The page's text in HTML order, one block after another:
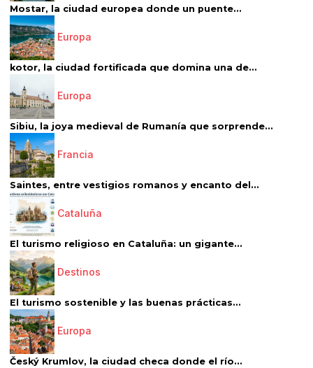
Mostar, la ciudad europea donde un puente...
Europa
kotor, la ciudad fortificada que domina una de...
Europa
Sibiu, la joya medieval de Rumanía que sorprende...
Francia
Saintes, entre vestigios romanos y encanto del...
Cataluña
El turismo religioso en Cataluña: un gigante...
Destinos
El turismo sostenible y las buenas prácticas...
Europa
Český Krumlov, la ciudad checa donde el río...